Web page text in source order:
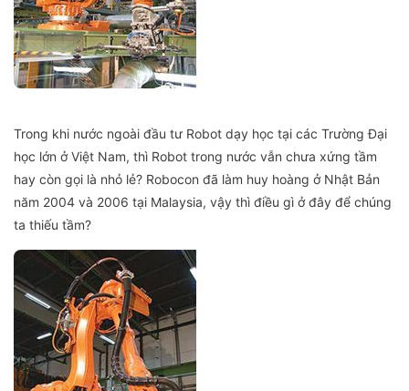
Trong khi nước ngoài đầu tư Robot dạy học tại các Trường Đại
học lớn ở Việt Nam, thì Robot trong nước vẫn chưa xứng tầm
hay còn gọi là nhỏ lẻ? Robocon đã làm huy hoàng ở Nhật Bản
năm 2004 và 2006 tại Malaysia, vậy thì điều gì ở đây để chúng
ta thiếu tầm?